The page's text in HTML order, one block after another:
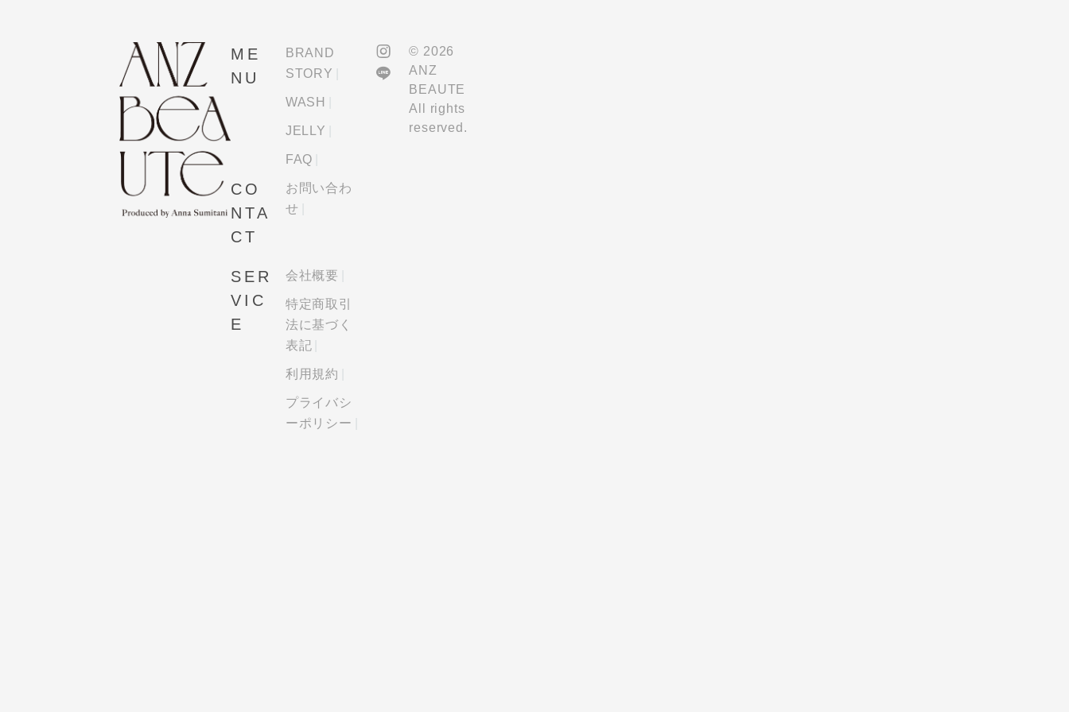
ME
NU
BRAND
STORY
WASH
JELLY
FAQ
CO
NTA
CT
お問い合わ
せ
SER
VIC
E
会社概要
特定商取引
法に基づく
表記
利用規約
プライバシ
ーポリシー
©︎ 2026
ANZ
BEAUTE
All rights
reserved.